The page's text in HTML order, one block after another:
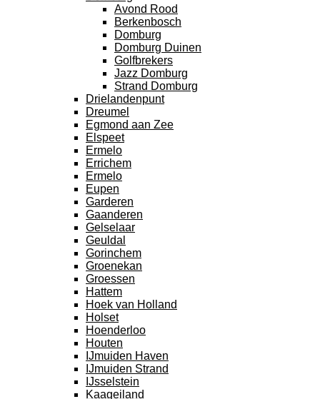
Avond Rood
Berkenbosch
Domburg
Domburg Duinen
Golfbrekers
Jazz Domburg
Strand Domburg
Drielandenpunt
Dreumel
Egmond aan Zee
Elspeet
Ermelo
Errichem
Ermelo
Eupen
Garderen
Gaanderen
Gelselaar
Geuldal
Gorinchem
Groenekan
Groessen
Hattem
Hoek van Holland
Holset
Hoenderloo
Houten
IJmuiden Haven
IJmuiden Strand
IJsselstein
Kaageiland